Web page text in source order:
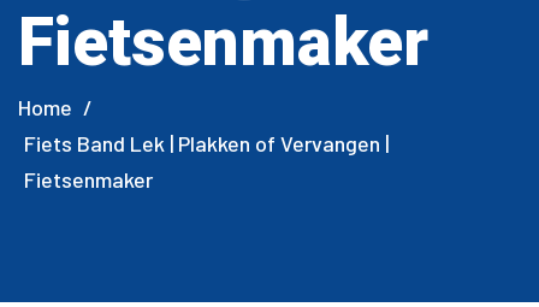
Fietsenmaker
Home /
Fiets Band Lek | Plakken of Vervangen |
Fietsenmaker